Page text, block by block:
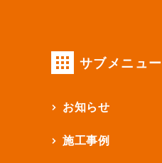
サブメニュー
お知らせ
施工事例